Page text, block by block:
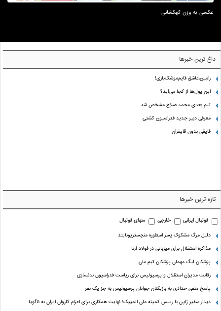
عکسی به وزن کهکشانی
داغ ترین خبرها
رامین،عاشق قایم‌موشک‌بازی!
این پول‌ها از کجا می‌آید؟
تیم بعدی محمد صلاح مشخص شد
معرفی دبیر جدید فدراسیون کشتی
قایقی بدون قایقران
تازه ترین خبرها
فوتبال ایرانی خارجی
منهای فوتبال
دلیل مرگ مشکوک پسر اسطوره منچستریونایتد
مذاکره استقلال برای میزبانی در فولاد آرنا
پزشکان لیگ مهمان پزشکان تیم ملی
رقابت مدیران استقلال و پرسپولیس برای ریاست فدراسیون بدنسازی
پاسخ منفی حدادی به بازیکنان جوانان پرسپولیس به جز یک نفر
دیدار سفیر ژاپن با رییس کمیته ملی المپیک/ نهایت همکاری برای اعزام کاروان ایران به ناگویا